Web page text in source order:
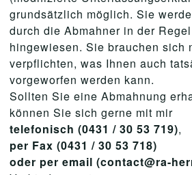
grundsätzlich möglich. Sie
durch die Abmahner in der
hingewiesen. Sie brauchen sich
verpflichten, was Ihnen auch
vorgeworfen werden kann.
Sollten Sie eine Abmahnung
können Sie sich gerne mit mir
telefonisch (0431 / 30 53 719),
per Fax (0431 / 30 53 718)
oder per email (contact@ra-